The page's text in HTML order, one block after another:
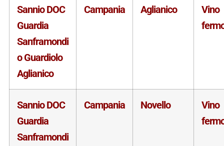
Sannio DOC
Guardia
Sanframondi
o Guardiolo
Aglianico
Campania Aglianico
Vino
Sannio DOC
Guardia
Sanframondi
Campania Novello
Vino